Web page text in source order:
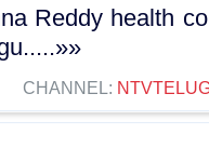
Reddy health
CHANNEL: